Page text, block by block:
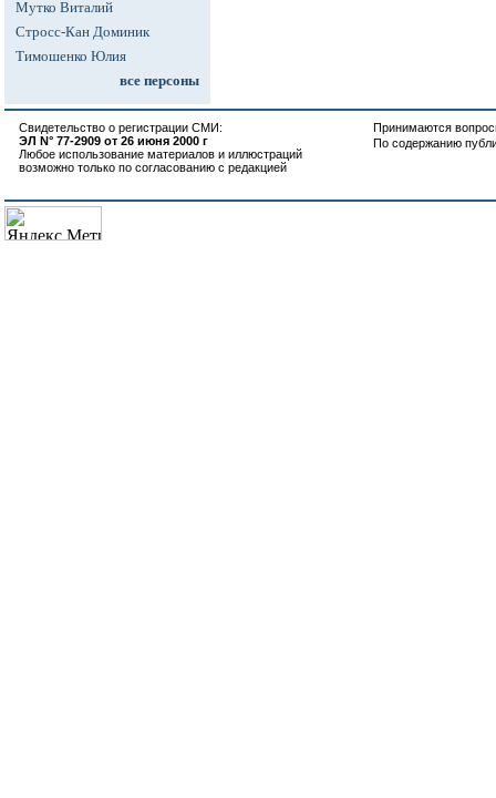
Мутко Виталий
Стросс-Кан Доминик
Тимошенко Юлия
все персоны
Свидетельство о регистрации СМИ:
ЭЛ N° 77-2909 от 26 июня 2000 г
Любое использование материалов и иллюстраций
возможно только по согласованию с редакцией
Принимаются
По содержанию